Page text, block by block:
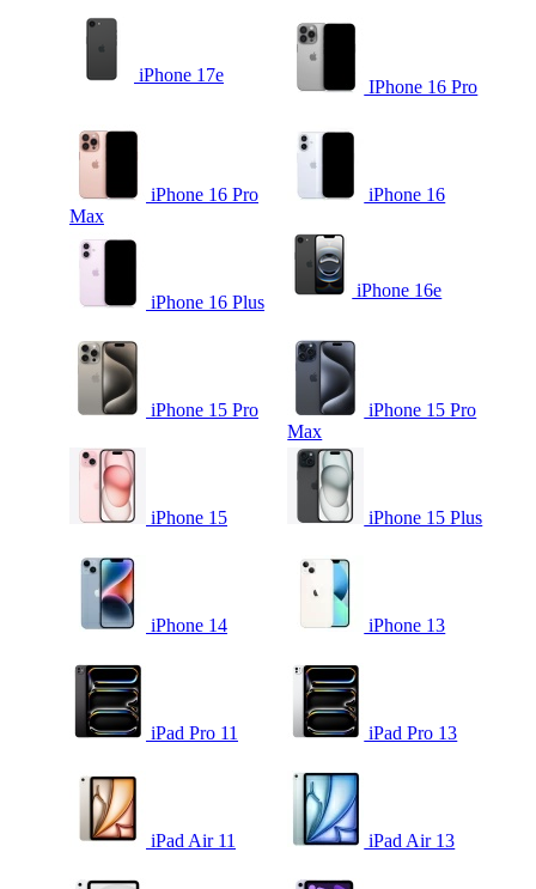
iPhone 17e
IPhone 16 Pro
iPhone 16 Pro
Max
iPhone 16
iPhone 16 Plus
iPhone 16e
iPhone 15 Pro
iPhone 15 Pro
Max
iPhone 15 iPhone 15 Plus
iPhone 14 iPhone 13
iPad Pro 11 iPad Pro 13
iPad Air 11 iPad Air 13